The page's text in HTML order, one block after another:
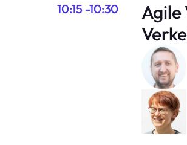
10:15 -10:30
Agile